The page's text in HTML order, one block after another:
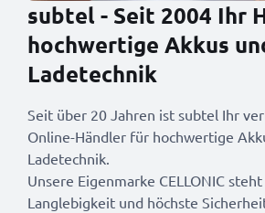
subtel - Seit 2004 Ihr
hochwertige Akkus
Ladetechnik
Seit über 20 Jahren ist subtel Ihr
Online-Händler für hochwertige
Ladetechnik.
Unsere Eigenmarke CELLONIC
Langlebigkeit und höchste